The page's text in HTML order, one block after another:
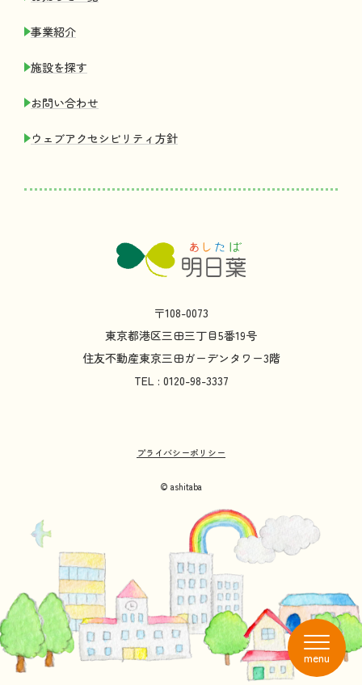
menu
事業紹介
施設を探す
お問い合わせ
ウェブアクセシビリティ 方針
〒108-0073
東京都港区三田三丁目5番19号
住友不動産東京三田ガーデンタワー3階
TEL : 0120-98-3337
プライバシーポリシー
© ashitaba